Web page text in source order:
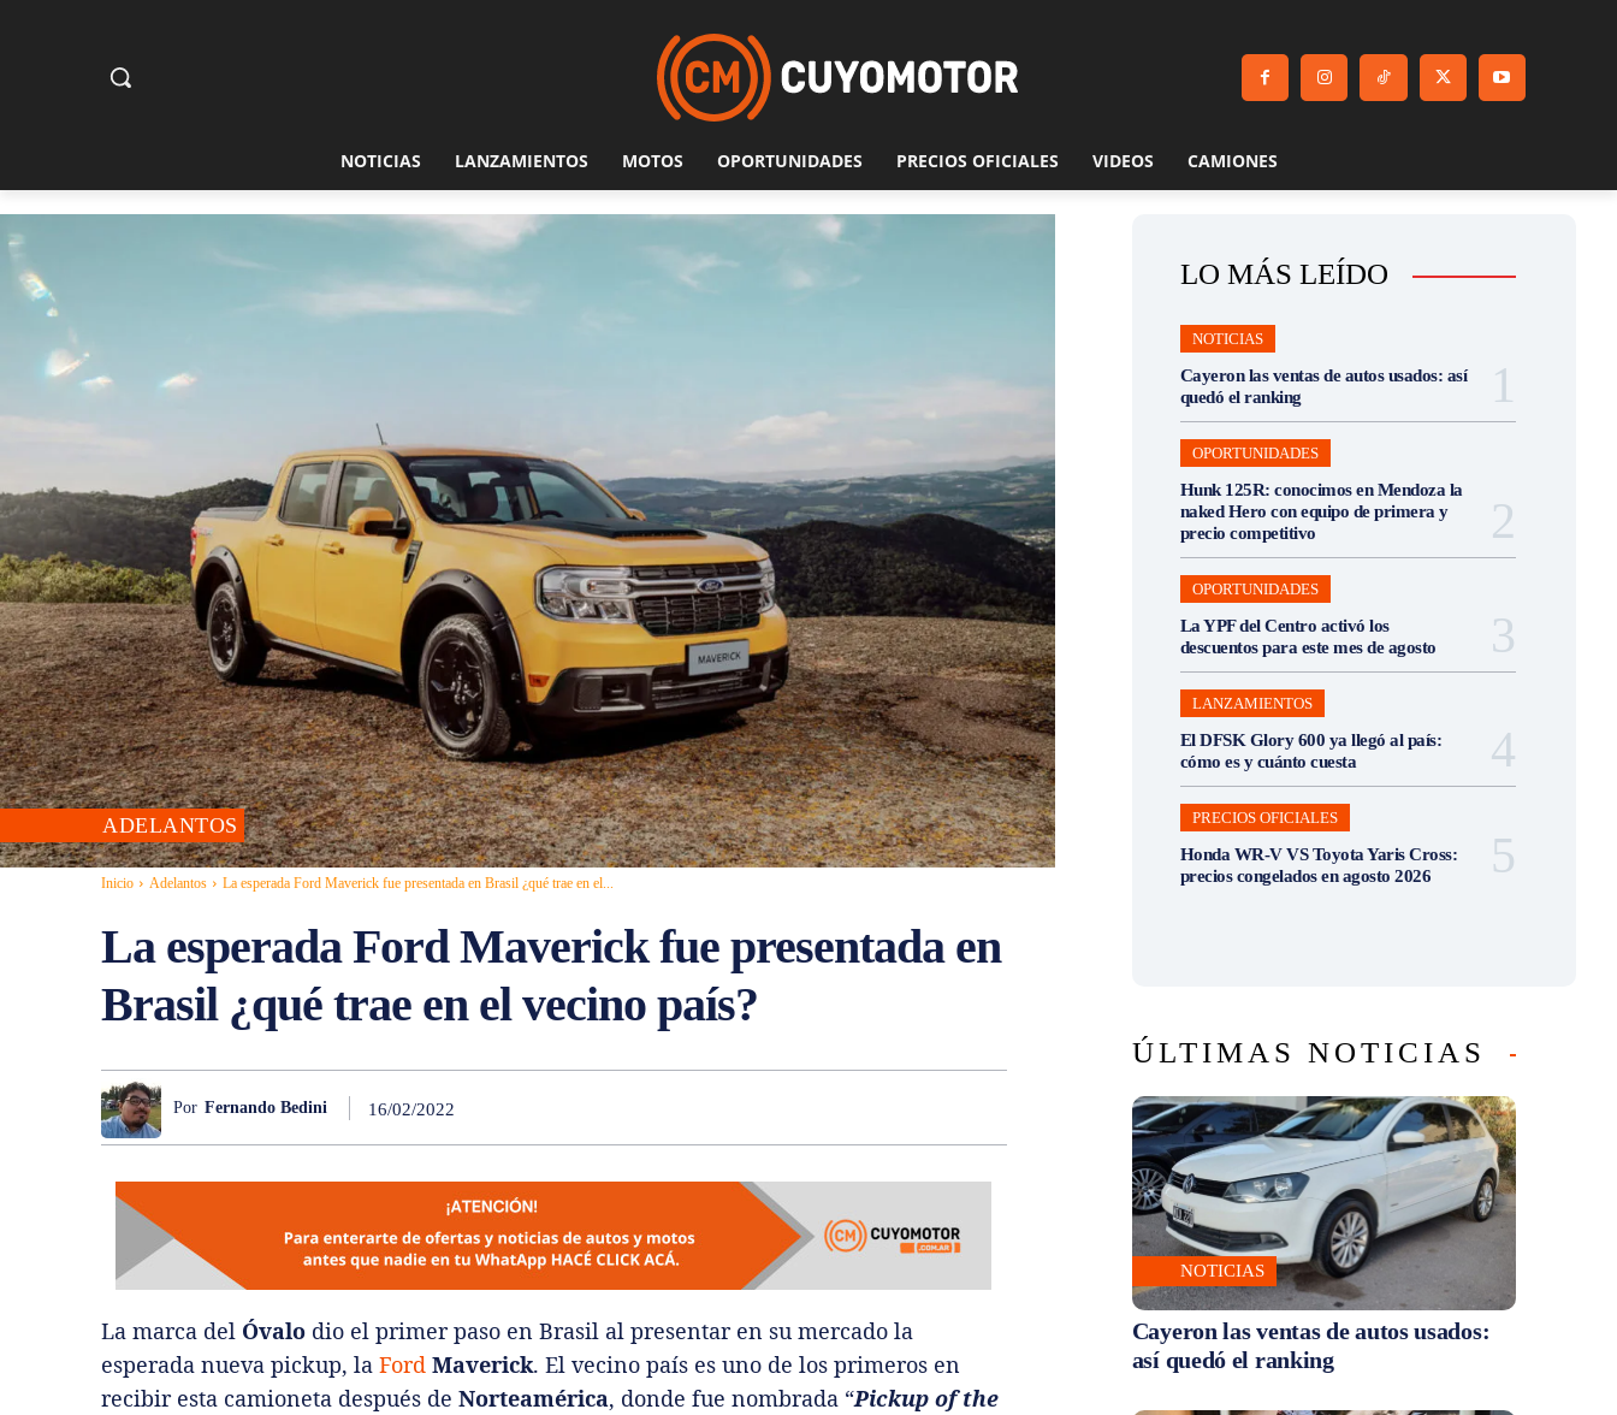
NOTICIAS LANZAMIENTOS MOTOS OPORTUNIDADES PRECIOS OFICIALES VIDEOS CAMIONES
ADELANTOS
Inicio Adelantos La esperada Ford Maverick fue presentada en Brasil ¿qué trae en el...
La esperada Ford Maverick fue presentada en
Brasil ¿qué trae en el vecino país?
Por Fernando Bedini 16/02/2022
La marca del Óvalo dio el primer paso en Brasil al presentar en su mercado la
esperada nueva pickup, la Ford Maverick. El vecino país es uno de los primeros en
recibir esta camioneta después de Norteamérica, donde fue nombrada “Pickup of the
LO MÁS LEÍDO
NOTICIAS
Cayeron las ventas de autos usados: así
quedó el ranking
OPORTUNIDADES
Hunk 125R: conocimos en Mendoza la
naked Hero con equipo de primera y
precio competitivo
OPORTUNIDADES
La YPF del Centro activó los
descuentos para este mes de agosto
LANZAMIENTOS
El DFSK Glory 600 ya llegó al país:
cómo es y cuánto cuesta
PRECIOS OFICIALES
Honda WR-V VS Toyota Yaris Cross:
precios congelados en agosto 2026
ÚLTIMAS NOTICIAS
NOTICIAS
Cayeron las ventas de autos usados:
así quedó el ranking